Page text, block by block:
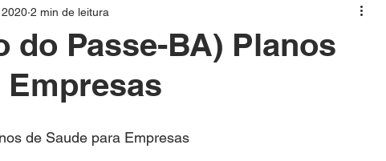
de saude
Saude Empresarial
Maranhão Venda Digital
do Passe-BA) Planos
Empresas
2 min de leitura
de Saude para Empresas